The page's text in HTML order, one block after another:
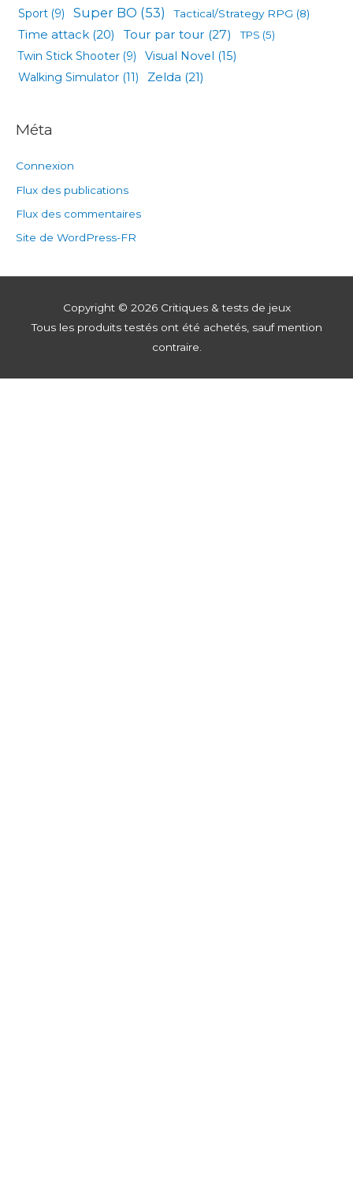
Sport (9) Super BO (53) Tactical/Strategy RPG (8)
Time attack (20) Tour par tour (27) TPS (5)
Twin Stick Shooter (9) Visual Novel (15)
Walking Simulator (11) Zelda (21)
Méta
Connexion
Flux des publications
Flux des commentaires
Site de WordPress-FR
Copyright © 2026 Critiques & tests de jeux
Tous les produits testés ont été achetés, sauf mention
contraire.